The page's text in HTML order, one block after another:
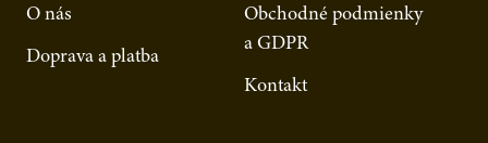
O nás
Doprava a platba
Obchodné podmienky
a GDPR
Kontakt